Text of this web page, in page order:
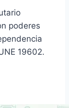
poderes
19602.